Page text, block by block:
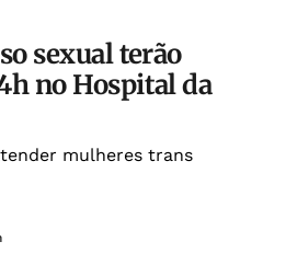
sexual terão
no Hospital da
mulheres trans